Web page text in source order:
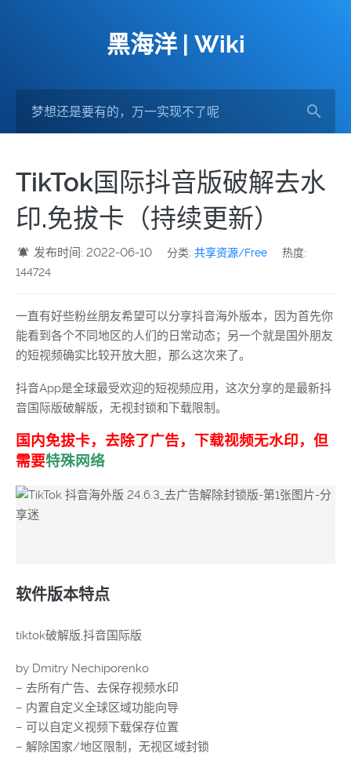
黑海洋 | Wiki
TikTok国际抖音版破解去水
印.免拔卡（持续更新）
发布时间: 2022-06-10 分类:共享资源/Free
热度:
144724
一直有好些粉丝朋友希望可以分享抖音海外版本，因为首先你
能看到各个不同地区的人们的日常动态；另一个就是国外朋友
的短视频确实比较开放大胆，那么这次来了。
抖音App是全球最受欢迎的短视频应用，这次分享的是最新抖
音国际版破解版，无视封锁和下载限制。
国内免拔卡，去除了广告，下载视频无水印，但
需要特殊网络
软件版本特点
tiktok破解版,抖音国际版
by Dmitry Nechiporenko
– 去所有广告、去保存视频水印
– 内置自定义全球区域功能向导
– 可以自定义视频下载保存位置
– 解除国家/地区限制，无视区域封锁